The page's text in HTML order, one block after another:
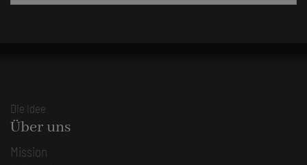
Die Idee
Über uns
Mission